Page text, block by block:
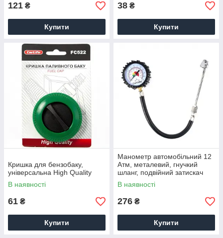
121 ₴
Купити
38 ₴
Купити
Кришка для бензобаку,
універсальна High Quality
В наявності
61 ₴
Купити
Манометр автомобільний 12
Атм, металевий, гнучкий
шланг, подвійний затискач
В наявності
276 ₴
Купити